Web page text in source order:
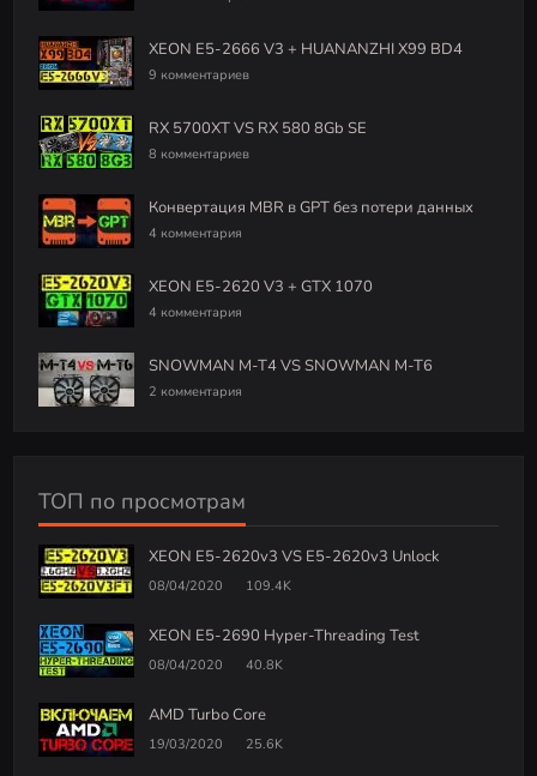
XEON E5-2666 V3 + HUANANZHI X99 BD4
9 комментариев
RX 5700XT VS RX 580 8Gb SE
8 комментариев
Конвертация MBR в GPT без потери данных
4 комментария
XEON E5-2620 V3 + GTX 1070
4 комментария
SNOWMAN M-T4 VS SNOWMAN M-T6
2 комментария
ТОП по просмотрам
XEON E5-2620v3 VS E5-2620v3 Unlock
08/04/2020 109.4K
XEON E5-2690 Hyper-Threading Test
08/04/2020 40.8K
AMD Turbo Core
19/03/2020 25.6K